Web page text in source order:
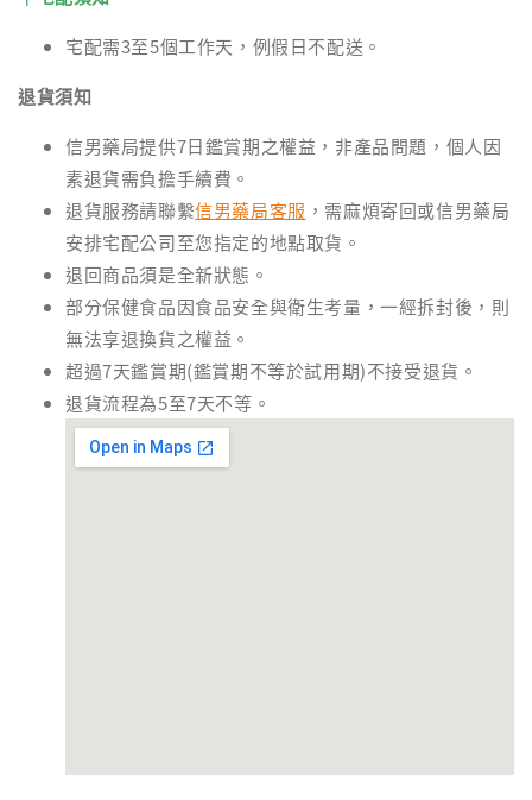
宅配需3至5個工作天，例假日不配送。
退貨須知
信男藥局提供7日鑑賞期之權益，非產品問題，個人因
素退貨需負擔手續費。
退貨服務請聯繫信男藥局客服 ，需麻煩寄回或信男藥局
安排宅配公司至您指定的地點取貨。
退回商品須是全新狀態。
部分保健食品因食品安全與衛生考量，一經拆封後，則
無法享退換貨之權益。
超過7天鑑賞期(鑑賞期不等於試用期)不接受退貨。
退貨流程為5至7天不等。